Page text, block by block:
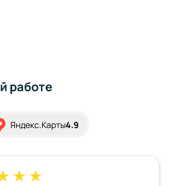
работе
Яндекс.Карты4.9